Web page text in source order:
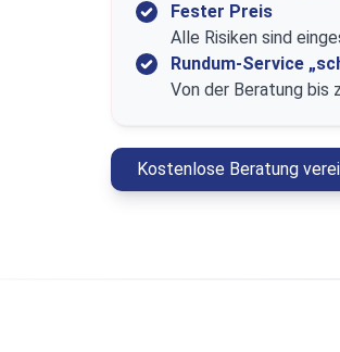
Fester Preis
Alle Risiken sind
Rundum-Service
Von der Beratung bis
Kostenlose Beratung